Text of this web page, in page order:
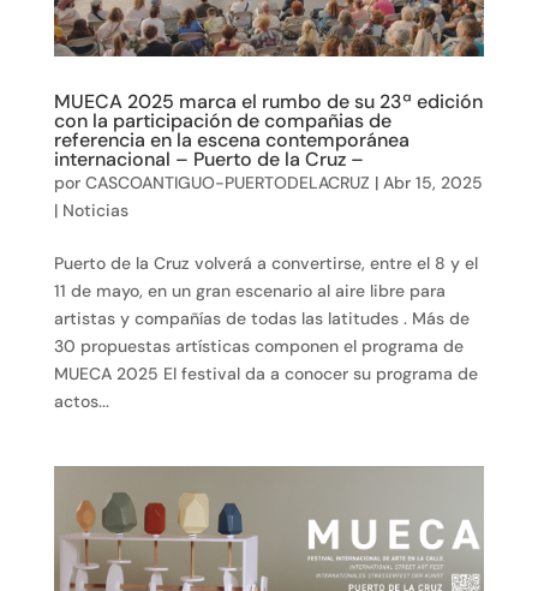
MUECA 2025 marca el rumbo de su 23ª edición
con la participación de compañias de
referencia en la escena contemporánea
internacional – Puerto de la Cruz –
por CASCOANTIGUO-PUERTODELACRUZ | Abr 15, 2025
| Noticias
Puerto de la Cruz volverá a convertirse, entre el 8 y el
11 de mayo, en un gran escenario al aire libre para
artistas y compañías de todas las latitudes . Más de
30 propuestas artísticas componen el programa de
MUECA 2025 El festival da a conocer su programa de
actos...